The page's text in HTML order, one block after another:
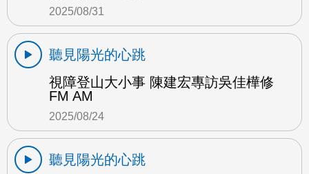
2025/08/31
聽見陽光的心跳
視障登山大小事 陳建宏專訪吳佳樺修
FM AM
2025/08/24
聽見陽光的心跳